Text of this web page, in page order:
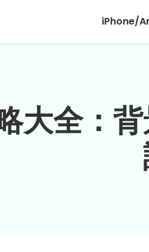
iPhone/
大全：